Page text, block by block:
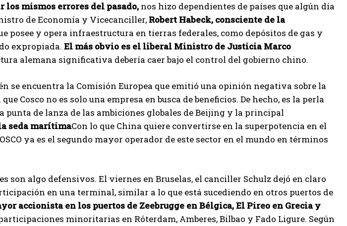
IN
los mismos errores del pasado, nos hizo dependientes de países que algún día
de Economía y Vicecanciller, Robert Habeck, consciente de la
posee y opera infraestructura en tierras federales, como depósitos de gas y
expropiada. El más obvio es el liberal Ministro de Justicia Marco
alemana significativa debería caer bajo el control del gobierno chino.
se encuentra la Comisión Europea que emitió una opinión negativa sobre la
Cosco no es solo una empresa en busca de beneficios. De hecho, es la perla
punta de lanza de las ambiciones globales de Beijing y la principal
seda marítimaCon lo que China quiere convertirse en la superpotencia en el
ya es el segundo mayor operador de este sector en el mundo en términos
son algo defensivos. El viernes en Bruselas, el canciller Schulz dejó en claro
en una terminal, similar a lo que está sucediendo en otros puertos de
accionista en los puertos de Zeebrugge en Bélgica, El Pireo en Grecia y
minoritarias en Róterdam, Amberes, Bilbao y Fado Ligure. Según